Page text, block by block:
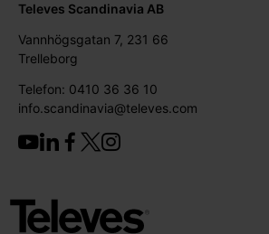
Televes Scandinavia AB
Vannhögsgatan 7, 231 66
Trelleborg
Telefon: 0410 36 36 10
info.scandinavia@televes.com